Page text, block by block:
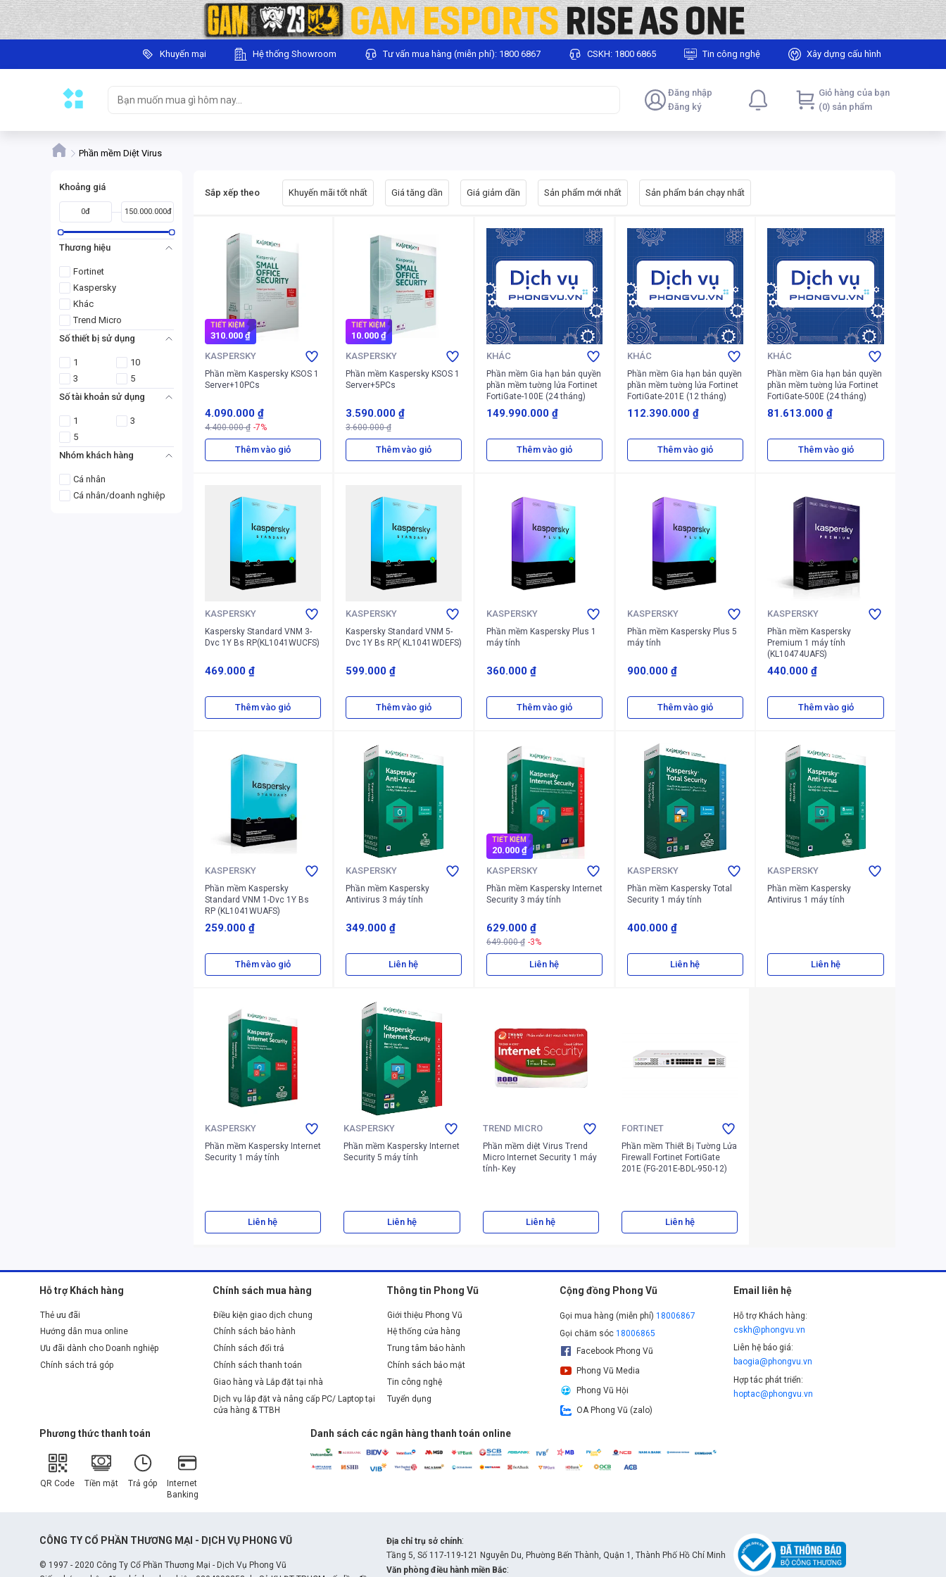
Khuyến mại Hệ thống Showroom Tư vấn mua hàng (miễn phí): 1800 6867 CSKH: 1800 6865 Tin công nghệ Xây dựng cấu hình
Đăng nhập
Đăng ký
Giỏ hàng của bạn
(0) sản phẩm
Phần mềm Diệt Virus
Khoảng giá
0đ 150.000.000đ
Thương hiệu
Fortinet
Kaspersky
Khác
Trend Micro
Số thiết bị sử dụng
1
10
3
5
Số tài khoản sử dụng
1
3
5
Nhóm khách hàng
Cá nhân
Cá nhân/doanh nghiệp
Sắp xếp theo Khuyến mãi tốt nhất Giá tăng dần Giá giảm dần Sản phẩm mới nhất Sản phẩm bán chạy nhất
TIẾT KIỆM
310.000 ₫
KASPERSKY
Phần mềm Kaspersky KSOS 1
Server+10PCs
4.090.000 ₫
4.400.000 ₫ -7%
Thêm vào giỏ
TIẾT KIỆM
10.000 ₫
KASPERSKY
Phần mềm Kaspersky KSOS 1
Server+5PCs
3.590.000 ₫
3.600.000 ₫
Thêm vào giỏ
KHÁC
Phần mềm Gia hạn bản quyền
phần mềm tường lửa Fortinet
FortiGate-100E (24 tháng)
149.990.000 ₫
Thêm vào giỏ
KHÁC
Phần mềm Gia hạn bản quyền
phần mềm tường lửa Fortinet
FortiGate-201E (12 tháng)
112.390.000 ₫
Thêm vào giỏ
KHÁC
Phần mềm Gia hạn bản quyền
phần mềm tường lửa Fortinet
FortiGate-500E (24 tháng)
81.613.000 ₫
Thêm vào giỏ
KASPERSKY
Kaspersky Standard VNM 3-
Dvc 1Y Bs RP(KL1041WUCFS)
469.000 ₫
Thêm vào giỏ
KASPERSKY
Kaspersky Standard VNM 5-
Dvc 1Y Bs RP( KL1041WDEFS)
599.000 ₫
Thêm vào giỏ
KASPERSKY
Phần mềm Kaspersky Plus 1
máy tính
360.000 ₫
Thêm vào giỏ
KASPERSKY
Phần mềm Kaspersky Plus 5
máy tính
900.000 ₫
Thêm vào giỏ
KASPERSKY
Phần mềm Kaspersky
Premium 1 máy tính
(KL10474UAFS)
440.000 ₫
Thêm vào giỏ
KASPERSKY
Phần mềm Kaspersky
Standard VNM 1-Dvc 1Y Bs
RP (KL1041WUAFS)
259.000 ₫
Thêm vào giỏ
KASPERSKY
Phần mềm Kaspersky
Antivirus 3 máy tính
349.000 ₫
Liên hệ
TIẾT KIỆM
20.000 ₫
KASPERSKY
Phần mềm Kaspersky Internet
Security 3 máy tính
629.000 ₫
649.000 ₫ -3%
Liên hệ
KASPERSKY
Phần mềm Kaspersky Total
Security 1 máy tính
400.000 ₫
Liên hệ
KASPERSKY
Phần mềm Kaspersky
Antivirus 1 máy tính
Liên hệ
KASPERSKY
Phần mềm Kaspersky Internet
Security 1 máy tính
Liên hệ
KASPERSKY
Phần mềm Kaspersky Internet
Security 5 máy tính
Liên hệ
TREND MICRO
Phần mềm diệt Virus Trend
Micro Internet Security 1 máy
tính- Key
Liên hệ
FORTINET
Phần mềm Thiết Bị Tường Lửa
Firewall Fortinet FortiGate
201E (FG-201E-BDL-950-12)
Liên hệ
Hỗ trợ Khách hàng
Thẻ ưu đãi
Hướng dẫn mua online
Ưu đãi dành cho Doanh nghiệp
Chính sách trả góp
Chính sách mua hàng
Điều kiện giao dịch chung
Chính sách bảo hành
Chính sách đổi trả
Chính sách thanh toán
Giao hàng và Lắp đặt tại nhà
Dịch vụ lắp đặt và nâng cấp PC/ Laptop tại
cửa hàng & TTBH
Thông tin Phong Vũ
Giới thiệu Phong Vũ
Hệ thống cửa hàng
Trung tâm bảo hành
Chính sách bảo mật
Tin công nghệ
Tuyển dụng
Cộng đồng Phong Vũ
Gọi mua hàng (miễn phí)18006867
Gọi chăm sóc18006865
Facebook Phong Vũ
Phong Vũ Media
Phong Vũ Hội
OA Phong Vũ (zalo)
Email liên hệ
Hỗ trợ Khách hàng:
cskh@phongvu.vn
Liên hệ báo giá:
baogia@phongvu.vn
Hợp tác phát triển:
hoptac@phongvu.vn
Phương thức thanh toán
QR Code Tiền mặt Trả góp
Internet
Banking
Danh sách các ngân hàng thanh toán online
CÔNG TY CỔ PHẦN THƯƠNG MẠI - DỊCH VỤ PHONG VŨ
© 1997 - 2020 Công Ty Cổ Phần Thương Mại - Dịch Vụ Phong Vũ
Địa chỉ trụ sở chính:
Tầng 5, Số 117-119-121 Nguyễn Du, Phường Bến Thành, Quận 1, Thành Phố Hồ Chí Minh
Văn phòng điều hành miền Bắc: